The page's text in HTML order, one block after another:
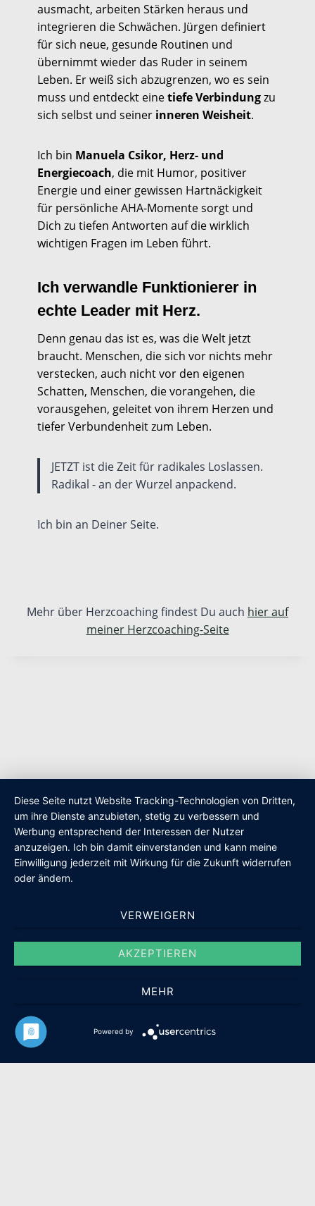
ausmacht, arbeiten Stärken heraus und
integrieren die Schwächen. Jürgen definiert
für sich neue, gesunde Routinen und
übernimmt wieder das Ruder in seinem
Leben. Er weiß sich abzugrenzen, wo es sein
muss und entdeckt einetiefe Verbindungzu
sich selbst und seiner inneren Weisheit.
Ich bin Manuela Csikor, Herz- und
Energiecoach, die mit Humor, positiver
Energie und einer gewissen Hartnäckigkeit
für persönliche AHA-Momente sorgt und
Dich zu tiefen Antworten auf die wirklich
wichtigen Fragen im Leben führt.
Ich verwandle Funktionierer in
echte Leader mit Herz.
Denn genau das ist es, was die Welt jetzt
braucht. Menschen, die sich vor nichts mehr
verstecken, auch nicht vor den eigenen
Schatten, Menschen, die vorangehen, die
vorausgehen, geleitet von ihrem Herzen und
tiefer Verbundenheit zum Leben.
JETZT ist die Zeit für radikales Loslassen.
Radikal - an der Wurzel anpackend.
Ich bin an Deiner Seite.
Mehr über Herzcoaching findest Du auch hier auf
meiner Herzcoaching-Seite
Kadence WP
Diese Seite nutzt Website Tracking-Technologien von Dritten,
um ihre Dienste anzubieten, stetig zu verbessern und
Werbung entsprechend der Interessen der Nutzer
anzuzeigen. Ich bin damit einverstanden und kann meine
Einwilligung jederzeit mit Wirkung für die Zukunft widerrufen
oder ändern.
VERWEIGERN
AKZEPTIEREN
MEHR
Powered by